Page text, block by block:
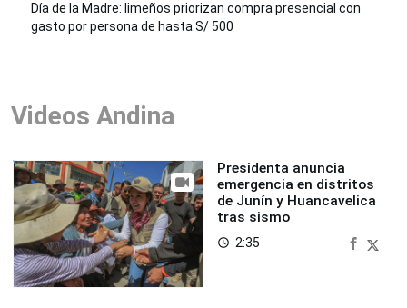
Día de la Madre: limeños priorizan compra presencial con
gasto por persona de hasta S/ 500
Videos Andina
Presidenta anuncia
emergencia en distritos
de Junín y Huancavelica
tras sismo
access_time 2:35